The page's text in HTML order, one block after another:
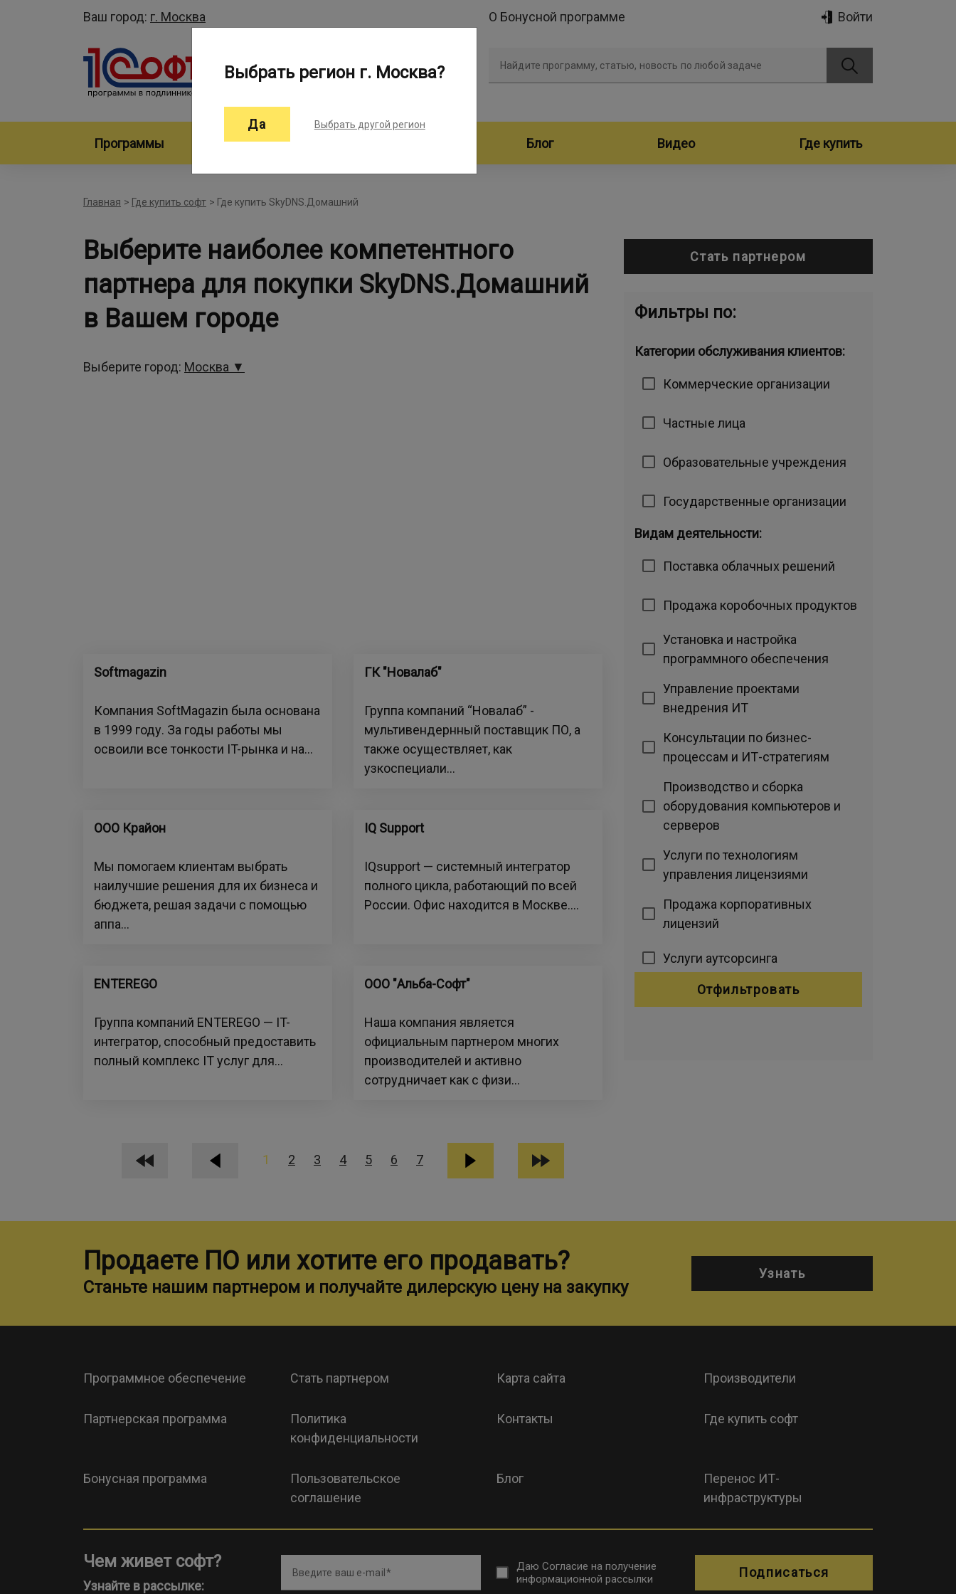
Ваш город: г. Москва Войти
О Бонусной программе
Найдите программу, статью, новость по любой задаче
Программы Производители программ Блог Видео Где купить
Главная > Где купить софт > Где купить SkyDNS.Домашний
Выберите наиболее компетентного
партнера для покупки SkyDNS.Домашний
в Вашем городе
Выберите город: Москва ▼
Softmagazin
Компания SoftMagazin была основана
в 1999 году. За годы работы мы
освоили все тонкости IT-рынка и на...
ГК "Новалаб"
Группа компаний “Новалаб” -
мультивендернный поставщик ПО, а
также осуществляет, как
узкоспециали...
ООО Крайон
Мы помогаем клиентам выбрать
наилучшие решения для их бизнеса и
бюджета, решая задачи с помощью
аппа...
IQ Support
IQsupport — системный интегратор
полного цикла, работающий по всей
России. Офис находится в Москве....
ENTEREGO
Группа компаний ENTEREGO — IT-
интегратор, способный предоставить
полный комплекс IT услуг для...
ООО "Альба-Софт"
Наша компания является
официальным партнером многих
производителей и активно
сотрудничает как с физи...
1 2 3 4 5 6 7
Стать партнером
Фильтры по:
Категории обслуживания клиентов:
Коммерческие организации
Частные лица
Образовательные учреждения
Государственные организации
Видам деятельности:
Поставка облачных решений
Продажа коробочных продуктов
Установка и настройка
программного обеспечения
Управление проектами
внедрения ИТ
Консультации по бизнес-
процессам и ИТ-стратегиям
Производство и сборка
оборудования компьютеров и
серверов
Услуги по технологиям
управления лицензиями
Продажа корпоративных
лицензий
Услуги аутсорсинга
Отфильтровать
Продаете ПО или хотите его продавать?
Станьте нашим партнером и получайте дилерскую цену на закупку
Узнать
Программное обеспечение Стать партнером Карта сайта Производители
Партнерская программа
Политика
конфиденциальности
Контакты Где купить софт
Бонусная программа
Пользовательское
соглашение
Блог
Перенос ИТ-
инфраструктуры
Чем живет софт?
Узнайте в рассылке:
Введите ваш e-mail Даю Согласие на получение
информационной рассылки
Подписаться
Выбрать регион г. Москва?
Да Выбрать другой регион